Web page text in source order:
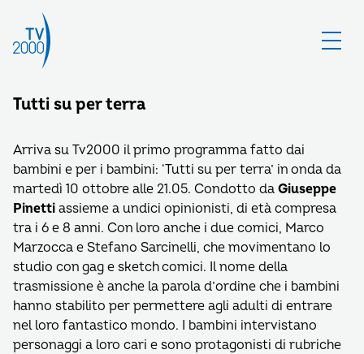
Tutti su per terra
Arriva su Tv2000 il primo programma fatto dai
bambini e per i bambini: ‘Tutti su per terra’ in onda da
martedì 10 ottobre alle 21.05. Condotto da Giuseppe
Pinetti assieme a undici opinionisti, di età compresa
tra i 6 e 8 anni. Con loro anche i due comici, Marco
Marzocca e Stefano Sarcinelli, che movimentano lo
studio con gag e sketch comici. Il nome della
trasmissione è anche la parola d’ordine che i bambini
hanno stabilito per permettere agli adulti di entrare
nel loro fantastico mondo. I bambini intervistano
personaggi a loro cari e sono protagonisti di rubriche